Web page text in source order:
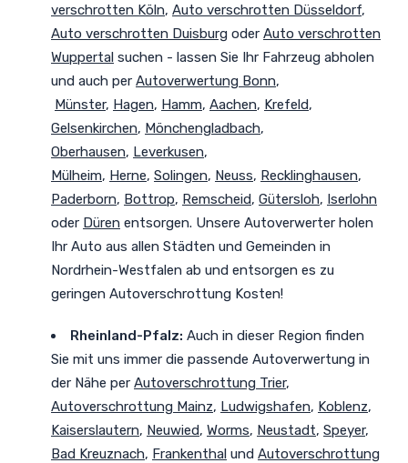
verschrotten Köln, Auto verschrotten Düsseldorf,
Auto verschrotten Duisburg oder Auto verschrotten
Wuppertal suchen - lassen Sie Ihr Fahrzeug abholen
und auch per Autoverwertung Bonn,
Münster, Hagen, Hamm, Aachen, Krefeld,
Gelsenkirchen, Mönchengladbach,
Oberhausen, Leverkusen,
Mülheim, Herne, Solingen, Neuss, Recklinghausen,
Paderborn, Bottrop, Remscheid, Gütersloh, Iserlohn
oder Düren entsorgen. Unsere Autoverwerter holen
Ihr Auto aus allen Städten und Gemeinden in
Nordrhein-Westfalen ab und entsorgen es zu
geringen Autoverschrottung Kosten!
Rheinland-Pfalz: Auch in dieser Region finden
Sie mit uns immer die passende Autoverwertung in
der Nähe per Autoverschrottung Trier,
Autoverschrottung Mainz, Ludwigshafen, Koblenz,
Kaiserslautern, Neuwied, Worms, Neustadt, Speyer,
Bad Kreuznach, Frankenthal und Autoverschrottung